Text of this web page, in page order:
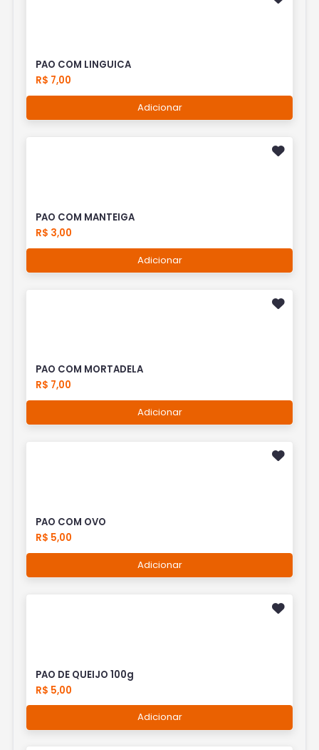
PAO COM LINGUICA
R$ 7,00
Adicionar
PAO COM MANTEIGA
R$ 3,00
Adicionar
PAO COM MORTADELA
R$ 7,00
Adicionar
PAO COM OVO
R$ 5,00
Adicionar
PAO DE QUEIJO 100g
R$ 5,00
Adicionar